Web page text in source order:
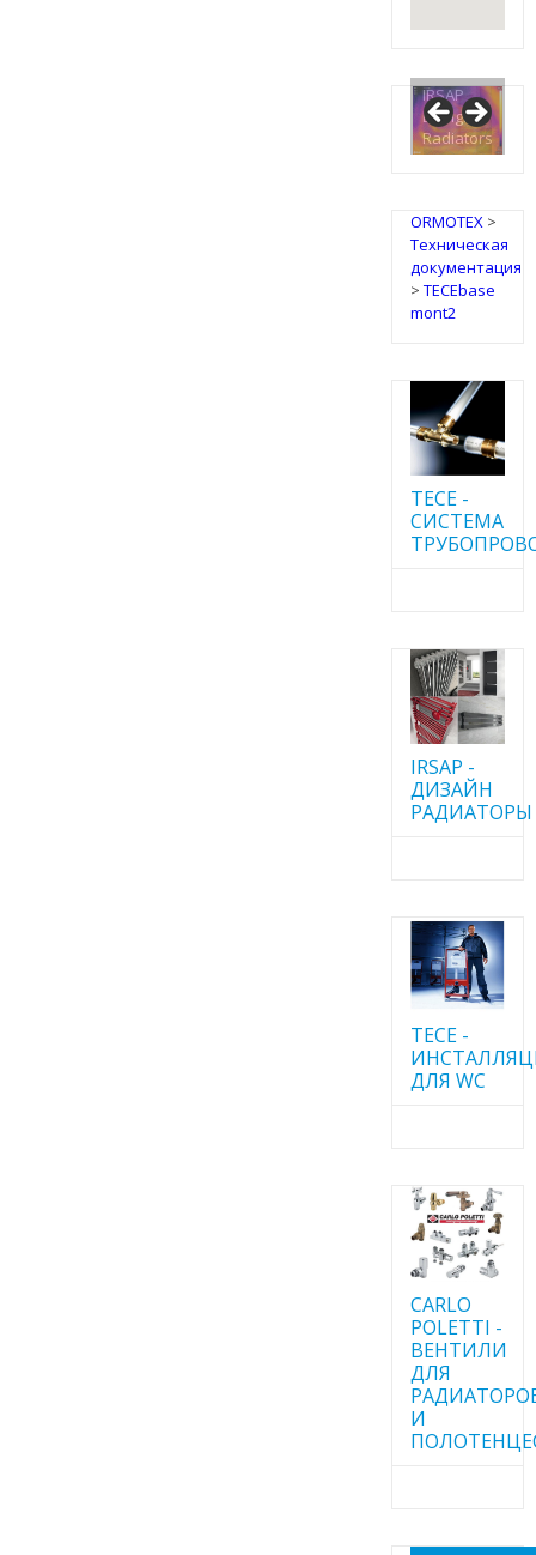
IRSAP
Design
Radiators
ORMOTEX>
Техническая
документация
> TECEbase
mont2
TECE -
CИСТЕМА
IRSAP -
ДИЗАЙН
РАДИАТОРЫ
TECE -
ДЛЯ WC
CARLO
POLETTI -
ВЕНТИЛИ
ДЛЯ
И